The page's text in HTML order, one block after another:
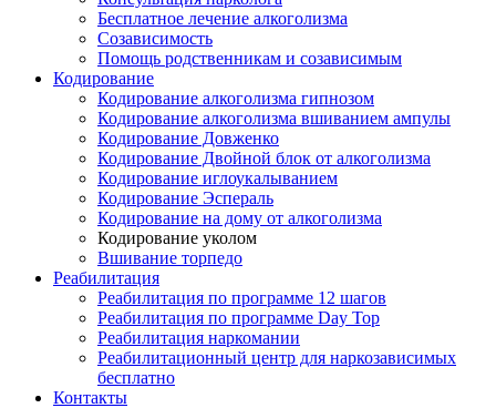
Бесплатное лечение алкоголизма
Созависимость
Помощь родственникам и созависимым
Кодирование
Кодирование алкоголизма гипнозом
Кодирование алкоголизма вшиванием ампулы
Кодирование Довженко
Кодирование Двойной блок от алкоголизма
Кодирование иглоукалыванием
Кодирование Эспераль
Кодирование на дому от алкоголизма
Кодирование уколом
Вшивание торпедо
Реабилитация
Реабилитация по программе 12 шагов
Реабилитация по программе Day Top
Реабилитация наркомании
Реабилитационный центр для наркозависимых
бесплатно
Контакты